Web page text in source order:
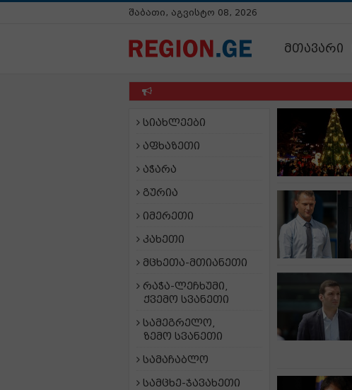
შაბათი, აგვისტო 08, 2026
მთავარი
სიახლეები
აფხაზეთი
აჭარა
გურია
იმერეთი
კახეთი
მცხეთა-მთიანეთი
რაჭა-ლეჩხუმი,
ქვემო სვანეთი
სამეგრელო,
ზემო სვანეთი
სამაჩაბლო
სამცხე-ჯავახეთი